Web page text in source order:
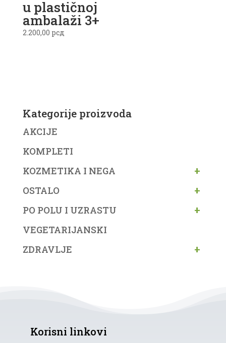
u plastičnoj
ambalaži 3+
2.200,00 рсд
Kategorije proizvoda
AKCIJE
KOMPLETI
KOZMETIKA I NEGA
+
OSTALO +
PO POLU I UZRASTU +
VEGETARIJANSKI
ZDRAVLJE
+
Korisni linkovi